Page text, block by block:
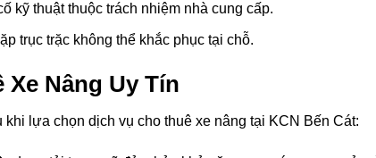
kỹ thuật thuộc trách nhiệm nhà cung cấp.
trục trặc không thể khắc phục tại chỗ.
Nâng Uy Tín
lựa chọn dịch vụ cho thuê xe nâng tại KCN Bến Cát: